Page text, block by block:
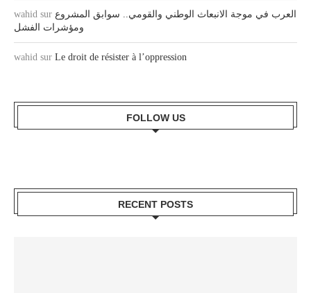
wahid sur العرب في موجة الانبعاث الوطني والقومي.. سوابق المشروع
ومؤشرات الفشل
wahid sur Le droit de résister à l’oppression
FOLLOW US
RECENT POSTS